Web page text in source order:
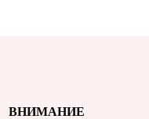
ВНИМАНИЕ